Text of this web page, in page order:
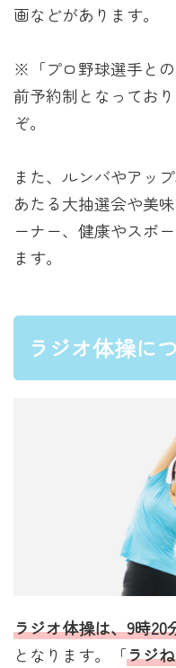
画などがあります。
※「プロ野球選手と
前予約制となってお
ぞ。
また、ルンバやアッ
あたる大抽選会や美
ーナー、健康やスポ
ます。
ラジオ体操に
ラジオ体操は、9時20
となります。「ラジ